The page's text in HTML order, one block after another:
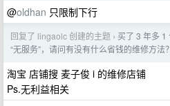
@oldhan 只限制下行
回复了 lingaolc 创建的主题 › 买了 3 年多
“无服务”，请问有没有什么省钱的维修方法？
淘宝 店铺搜 麦子俊 i 的维修店铺
Ps.无利益相关